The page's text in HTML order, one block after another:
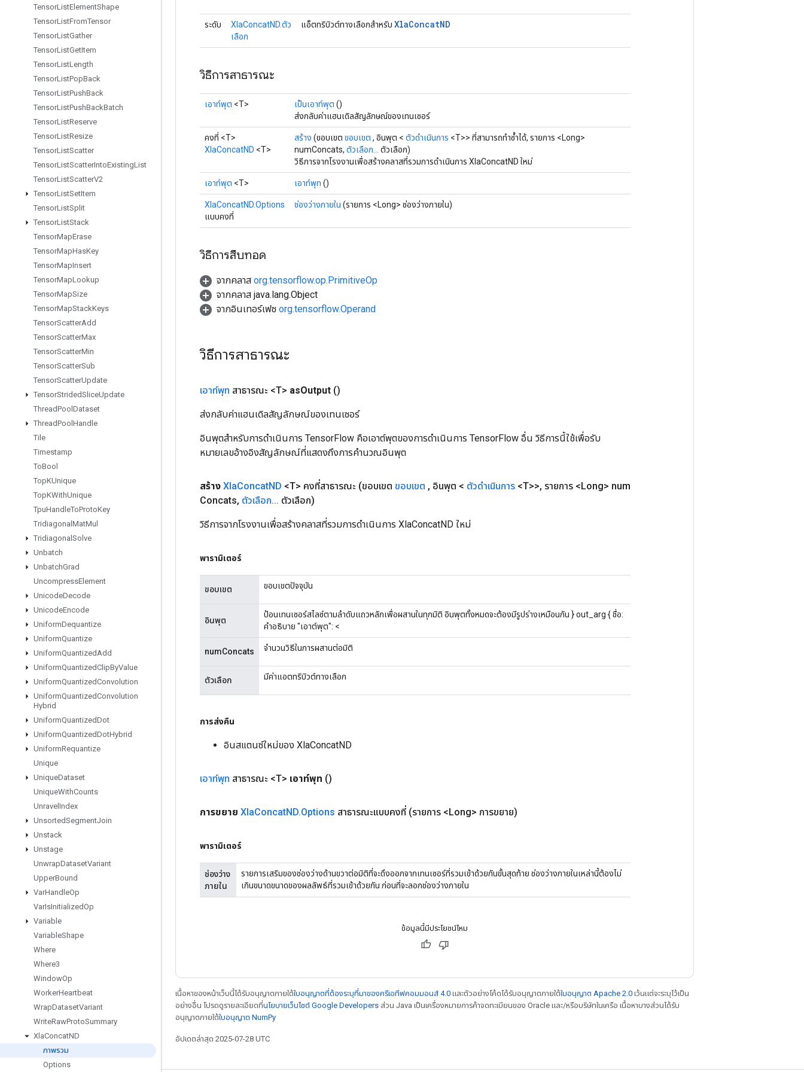
TensorListElementShape
TensorListFromTensor
TensorListGather
TensorListGetItem
TensorListLength
TensorListPopBack
TensorListPushBack
TensorListPushBackBatch
TensorListReserve
TensorListResize
TensorListScatter
TensorListScatterIntoExistingList
TensorListScatterV2
TensorListSetItem
TensorListSplit
TensorListStack
TensorMapErase
TensorMapHasKey
TensorMapInsert
TensorMapLookup
TensorMapSize
TensorMapStackKeys
TensorScatterAdd
TensorScatterMax
TensorScatterMin
TensorScatterSub
TensorScatterUpdate
TensorStridedSliceUpdate
ThreadPool Dataset
ThreadPool Handle
Tile
Timestamp
ToBool
TopKUnique
TopKWithUnique
TpuHandleToProtoKey
Tridiagonal MatMul
Tridiagonal Solve
Unbatch
UnbatchGrad
UncompressElement
UnicodeDecode
UnicodeEncode
UniformDequantize
UniformQuantize
UniformQuantizedAdd
UniformQuantizedClipByValue
UniformQuantizedConvolution
UniformQuantizedConvolution
Hybrid
UniformQuantizedDot
UniformQuantizedDotHybrid
UniformRequantize
Unique
UniqueDataset
UniqueWithCounts
Unravel Index
UnsortedSegmentJoin
Unstack
Unstage
UnwrapDatasetVariant
UpperBound
VarHandleOp
VarIsInitializedOp
Variable
VariableShape
Where
Where3
WindowOp
WorkerHeartbeat
WrapDatasetVariant
WriteRawProtoSummary
XlaConcatND
ภาพรวม
Options
ระดับ
XlaConcatND.ตัว
เลือก
แอ็ตทริบิวต์ทางเลือกสำหรับ XlaConcatND
วิธีการสาธารณะ
เอาท์พุต <T> เป็นเอาท์พุต ()
ส่งกลับค่าแฮนเดิลสัญลักษณ์ของเทนเซอร์
คงที่ <T>
XlaConcatND <T>
สร้าง (ขอบเขต ขอบเขต , อินพุต < ตัวดำเนินการ <T>> ที่สามารถทำซ้ำได้, รายการ <Long>
numConcats, ตัวเลือก...
ตัวเลือก)
วิธีการจากโรงงานเพื่อสร้างคลาสที่รวมการดำเนินการ XlaConcatND ใหม่
เอาท์พุต <T> เอาท์พุท ()
XlaConcatND.Options
แบบคงที่
ช่องว่างภายใน (รายการ <Long> ช่องว่างภายใน)
วิธีการสืบทอด
จากคลาส org.tensorflow.op.PrimitiveOp
จากคลาส java.lang.Object
จากอินเทอร์เฟซ org.tensorflow.Operand
วิธีการสาธารณะ
เอาท์พุท สาธารณะ <T> asOutput ()
ส่งกลับค่าแฮนเดิลสัญลักษณ์ของเทนเซอร์
อินพุตสำหรับการดำเนินการ TensorFlow คือเอาต์พุตของการดำเนินการ TensorFlow อื่น วิธีการนี้ใช้เพื่อรับ
หมายเลขอ้างอิงสัญลักษณ์ที่แสดงถึงการคำนวณอินพุต
สร้าง XlaConcatND <T> คงที่สาธารณะ (ขอบเขต ขอบเขต , อินพุต < ตัวดำเนินการ <T>>, รายการ <Long> num
Concats, ตัวเลือก... ตัวเลือก)
วิธีการจากโรงงานเพื่อสร้างคลาสที่รวมการดำเนินการ XlaConcatND ใหม่
พารามิเตอร์
ขอบเขต ขอบเขตปัจจุบัน
อินพุต
ป้อนเทนเซอร์สไลซ์ตามลำดับแถวหลักเพื่อผสานในทุกมิติ อินพุตทั้งหมดจะต้องมีรูปร่างเหมือนกัน } out_arg { ชื่อ:
คำอธิบาย "เอาต์พุต": <
numConcats จำนวนวิธีในการผสานต่อมิติ
ตัวเลือก มีค่าแอตทริบิวต์ทางเลือก
การส่งคืน
อินสแตนซ์ใหม่ของ XlaConcatND
เอาท์พุท สาธารณะ <T> เอาท์พุท ()
การขยาย XlaConcatND.Options สาธารณะแบบคงที่ (รายการ <Long> การขยาย)
พารามิเตอร์
ช่องว่าง
ภายใน
รายการเสริมของช่องว่างด้านขวาต่อมิติที่จะดึงออกจากเทนเซอร์ที่รวมเข้าด้วยกันขั้นสุดท้าย ช่องว่างภายในเหล่านี้ต้องไม่
เกินขนาดขนาดของผลลัพธ์ที่รวมเข้าด้วยกัน ก่อนที่จะลอกช่องว่างภายใน
ข้อมูลนี้มีประโยชน์ไหม
เนื้อหาของหน้าเว็บนี้ได้รับอนุญาตภายใต้ใบอนุญาตที่ต้องระบุที่มาของครีเอทีฟคอมมอนส์ 4.0 และตัวอย่างโค้ดได้รับอนุญาตภายใต้ใบอนุญาต Apache 2.0 เว้นแต่จะระบุไว้เป็น
อย่างอื่น โปรดดูรายละเอียดที่นโยบายเว็บไซต์ Google Developers ส่วน Java เป็นเครื่องหมายการค้าจดทะเบียนของ Oracle และ/หรือบริษัทในเครือ เนื้อหาบางส่วนได้รับ
อนุญาตภายใต้ใบอนุญาต NumPy
อัปเดตล่าสุด 2025-07-28 UTC